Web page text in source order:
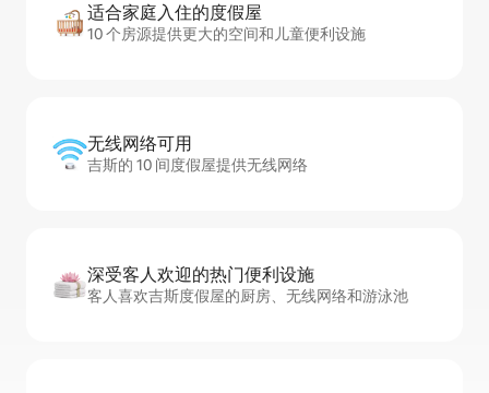
适合家庭入住的度假屋
10 个房源提供更大的空间和儿童便利设施
无线网络可用
吉斯的 10 间度假屋提供无线网络
深受客人欢迎的热门便利设施
客人喜欢吉斯度假屋的厨房、无线网络和游泳池